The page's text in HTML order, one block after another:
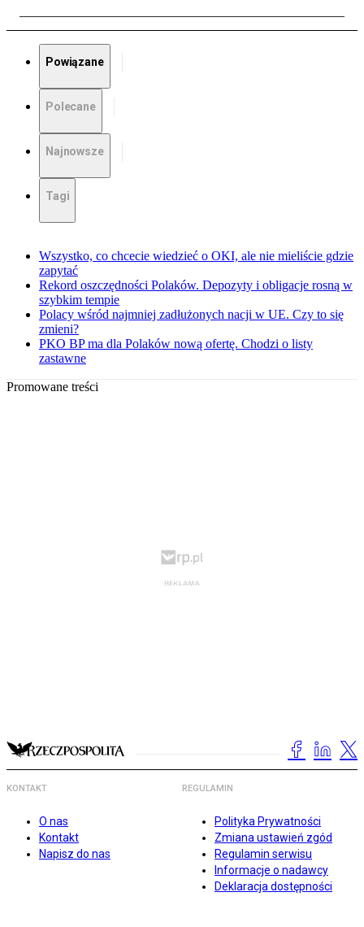
Powiązane
Polecane
Najnowsze
Tagi
Wszystko, co chcecie wiedzieć o OKI, ale nie mieliście gdzie
zapytać
Rekord oszczędności Polaków. Depozyty i obligacje rosną w
szybkim tempie
Polacy wśród najmniej zadłużonych nacji w UE. Czy to się
zmieni?
PKO BP ma dla Polaków nową ofertę. Chodzi o listy
zastawne
Promowane treści
KONTAKT
O nas
Kontakt
Napisz do nas
REGULAMIN
Polityka Prywatności
Zmiana ustawień zgód
Regulamin serwisu
Informacje o nadawcy
Deklaracja dostępności